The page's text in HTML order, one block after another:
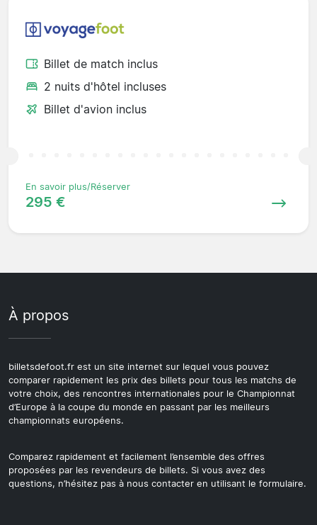
Billet de match inclus
2 nuits d'hôtel incluses
Billet d'avion inclus
En savoir plus/Réserver
295 €
À propos
billetsdefoot.fr est un site internet sur lequel vous pouvez
comparer rapidement les prix des billets pour tous les matchs de
votre choix, des rencontres internationales pour le Championnat
d’Europe à la coupe du monde en passant par les meilleurs
championnats européens.
Comparez rapidement et facilement l’ensemble des offres
proposées par les revendeurs de billets. Si vous avez des
questions, n’hésitez pas à nous contacter en utilisant le formulaire.